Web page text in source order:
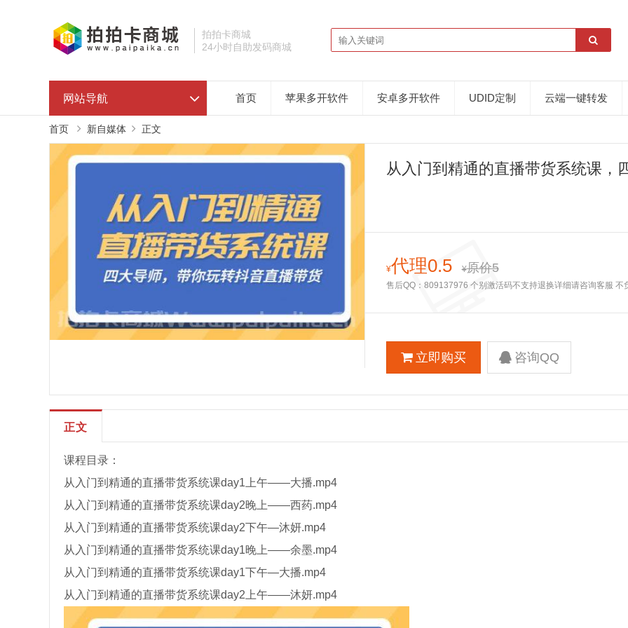
拍拍卡商城
24小时自助发码商城
网站导航 首页 苹果多开软件 安卓多开软件 UDID定制 云端一键转发
首页 新自媒体 正文
从入门到精通的直播带货系统课，
¥代理0.5 ¥原价5
售后QQ：809137976 个别激活码不支持退换详细请咨询客服 不
立即购买 咨询QQ
正文
课程目录：
从入门到精通的直播带货系统课day1上午——大播.mp4
从入门到精通的直播带货系统课day2晚上——西药.mp4
从入门到精通的直播带货系统课day2下午—沐妍.mp4
从入门到精通的直播带货系统课day1晚上——余墨.mp4
从入门到精通的直播带货系统课day1下午—大播.mp4
从入门到精通的直播带货系统课day2上午——沐妍.mp4